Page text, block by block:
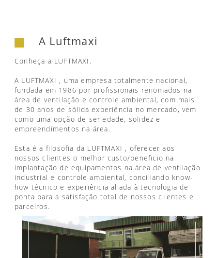
A Luftmaxi
Conheça a LUFTMAXI.
A LUFTMAXI , uma empresa totalmente nacional,
fundada em 1986 por profissionais renomados na
área de ventilação e controle ambiental, com mais
de 30 anos de sólida experiência no mercado, vem
como uma opção de seriedade, solidez e
empreendimentos na área.
Esta é a filosofia da LUFTMAXI , oferecer aos
nossos clientes o melhor custo/beneficio na
implantação de equipamentos na área de ventilação
industrial e controle ambiental, conciliando know-
how técnico e experiência aliada à tecnologia de
ponta para a satisfação total de nossos clientes e
parceiros.